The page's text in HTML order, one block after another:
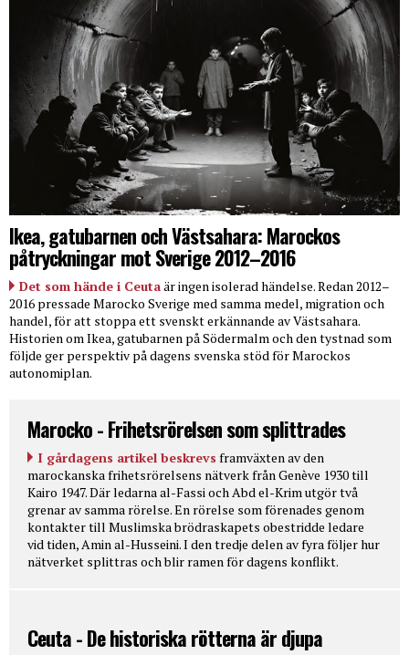
Ikea, gatubarnen och Västsahara: Marockos
påtryckningar mot Sverige 2012–2016
Det som hände i Ceutaär ingen isolerad händelse. Redan 2012–
2016 pressade Marocko Sverige med samma medel, migration och
handel, för att stoppa ett svenskt erkännande av Västsahara.
Historien om Ikea, gatubarnen på Södermalm och den tystnad som
följde ger perspektiv på dagens svenska stöd för Marockos
autonomiplan.
Marocko - Frihetsrörelsen som splittrades
I gårdagens artikel beskrevs framväxten av den
marockanska frihetsrörelsens nätverk från Genève 1930 till
Kairo 1947. Där ledarna al-Fassi och Abd el-Krim utgör två
grenar av samma rörelse. En rörelse som förenades genom
kontakter till Muslimska brödraskapets obestridde ledare
vid tiden, Amin al-Husseini. I den tredje delen av fyra följer hur
nätverket splittras och blir ramen för dagens konflikt.
Ceuta - De historiska rötterna är djupa